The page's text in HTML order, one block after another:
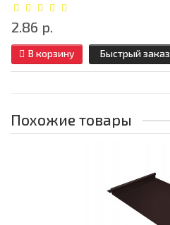
2.86 р.
В корзину Быстрый заказ
Похожие товары